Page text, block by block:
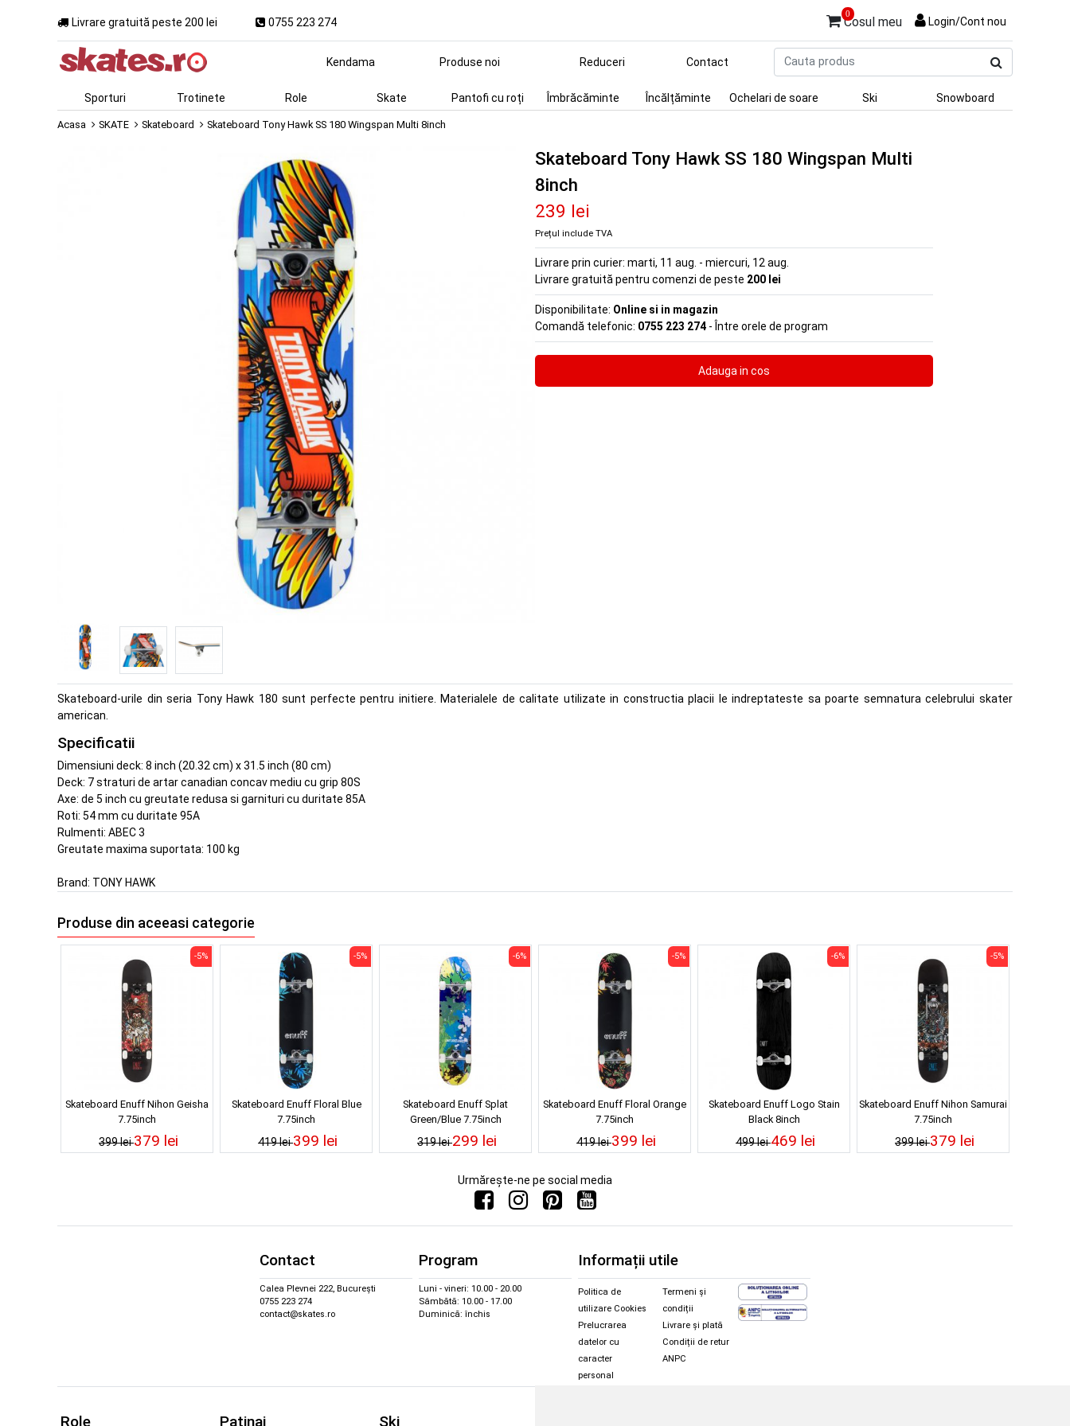
Livrare gratuită peste 200 lei 0755 223 274
0
Cosul meu Login/Cont nou
produs
Kendama Produse noi Reduceri Contact
Sporturi Trotinete Role Skate Pantofi cu roți Îmbrăcăminte Încălțăminte Ochelari de soare Ski Snowboard
Acasa SKATE Skateboard Skateboard Tony Hawk SS 180 Wingspan Multi 8inch
Skateboard Tony Hawk SS 180 Wingspan Multi
8inch
239 lei
Prețul include TVA
Livrare prin curier: marti, 11 aug. - miercuri, 12 aug.
Livrare gratuită pentru comenzi de peste 200 lei
Disponibilitate: Online si in magazin
Comandă telefonic: 0755 223 274 - Între orele de program
Skateboard-urile din seria Tony Hawk 180 sunt perfecte pentru initiere. Materialele de calitate utilizate in constructia placii le indreptateste sa poarte semnatura celebrului skater
american.
Specificatii
Dimensiuni deck: 8 inch (20.32 cm) x 31.5 inch (80 cm)
Deck: 7 straturi de artar canadian concav mediu cu grip 80S
Axe: de 5 inch cu greutate redusa si garnituri cu duritate 85A
Roti: 54 mm cu duritate 95A
Rulmenti: ABEC 3
Greutate maxima suportata: 100 kg
Brand: TONY HAWK
Produse din aceeasi categorie
Skateboard Enuff Nihon Geisha
7.75inch
399 lei
-5%
379 lei
Skateboard Enuff Floral Blue
7.75inch
419 lei
-5%
399 lei
Skateboard Enuff Splat
Green/Blue 7.75inch
319 lei
-6%
299 lei
Skateboard Enuff Floral Orange
7.75inch
419 lei
-5%
399 lei
Skateboard Enuff Logo Stain
Black 8inch
499 lei
-6%
469 lei
Skateboard Enuff Nihon Samurai
7.75inch
399 lei
-5%
379 lei
Urmărește-ne pe social media
Contact
Calea Plevnei 222, București
0755 223 274
contact@skates.ro
Program
Luni - vineri: 10.00 - 20.00
Sâmbătă: 10.00 - 17.00
Duminică: închis
Informații utile
Politica de
utilizare Cookies
Prelucrarea
datelor cu
caracter
personal
Termeni și
condiții
Livrare și plată
Condiții de retur
ANPC
Role Patinaj Ski